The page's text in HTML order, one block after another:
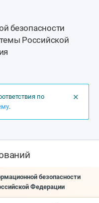
безопасности
Российской
×
по
.
безопасности
Федерации